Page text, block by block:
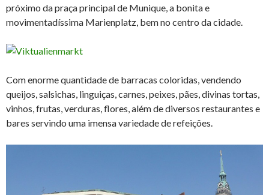
próximo da praça principal de Munique, a bonita e
movimentadíssima Marienplatz, bem no centro da cidade.
Com enorme quantidade de barracas coloridas, vendendo
queijos, salsichas, linguiças, carnes, peixes, pães, divinas tortas,
vinhos, frutas, verduras, flores, além de diversos restaurantes e
bares servindo uma imensa variedade de refeições.